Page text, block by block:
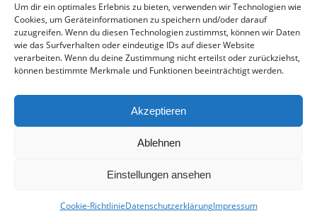
Um dir ein optimales Erlebnis zu bieten, verwenden wir Technologien wie
Cookies, um Geräteinformationen zu speichern und/oder darauf
zuzugreifen. Wenn du diesen Technologien zustimmst, können wir Daten
wie das Surfverhalten oder eindeutige IDs auf dieser Website
verarbeiten. Wenn du deine Zustimmung nicht erteilst oder zurückziehst,
können bestimmte Merkmale und Funktionen beeinträchtigt werden.
Akzeptieren
Ablehnen
Einstellungen ansehen
Cookie-RichtlinieDatenschutzerklärungImpressum
23
24 25 26 27 28
30
31
« Feb.
Apr. »
ARCHIV